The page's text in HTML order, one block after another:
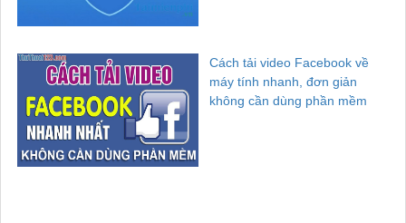
Cách tải video Facebook về
máy tính nhanh, đơn giản
không cần dùng phần mềm